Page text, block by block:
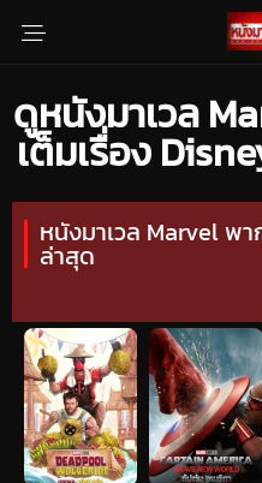
ดูหนังมาเวล
เต็มเรื่อง
หนังมาเวล Marvel พ
ล่าสุด